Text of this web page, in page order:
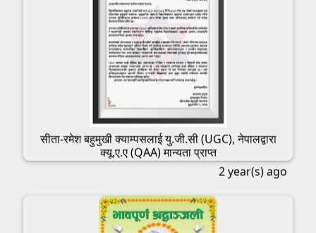
सीता-रमेश बहुमुखी क्याम्पसलाई यु.जी.सी (UGC), नेपालद्वारा
क्यू.ए.ए (QAA) मान्यता प्राप्त
2 year(s) ago